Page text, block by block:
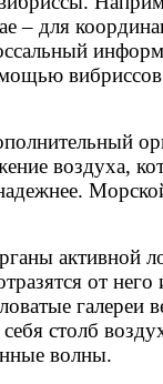
– для
воздуха,
от
столб
волны.